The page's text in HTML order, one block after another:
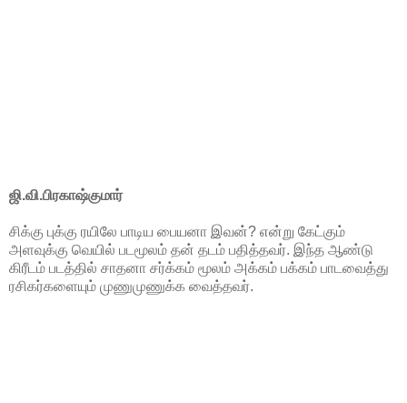
ஜி.வி.பிரகாஷ்குமார்
சிக்கு புக்கு ரயிலே பாடிய பையனா இவன்? என்று கேட்கும்
அளவுக்கு வெயில் படமூலம் தன் தடம் பதித்தவர். இந்த ஆண்டு
கிரீடம் படத்தில் சாதனா சர்க்கம் மூலம் அக்கம் பக்கம் பாடவைத்து
ரசிகர்களையும் முணுமுணுக்க வைத்தவர்.